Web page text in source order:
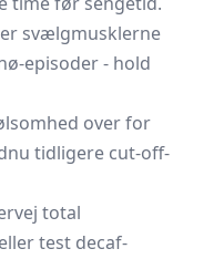
svælgmusklerne
episoder - hold
over for
tidligere cut-off-
total
test decaf-